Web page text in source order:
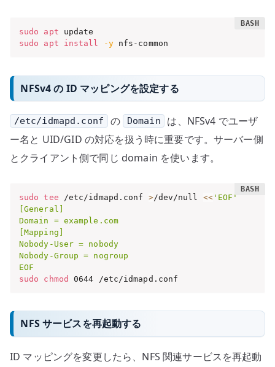
sudo apt
sudo
apt install -y nfs-common
NFSv4 の ID マッピングを設定する
/etc/idmapd.conf の Domain
は、NFSv4 でユーザ
ー名と UID/GID の対応を扱う時に重要です。サーバー側
とクライアント側で同じ domain を使います。
sudo tee /etc/idmapd.conf >/dev/null <<'EOF'
[General]
Domain = example.com
[Mapping]
Nobody-User = nobody
Nobody-Group = nogroup
EOF
sudo
chmod 0644 /etc/idmapd.conf
NFS サービスを再起動する
ID マッピングを変更したら、NFS 関連サービスを再起動